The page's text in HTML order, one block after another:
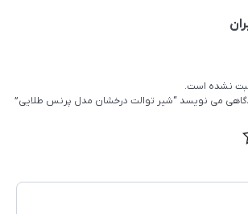
ثبت نشده است.
می نویسد “شیر توالت درخشان مدل پرنس طلایی”